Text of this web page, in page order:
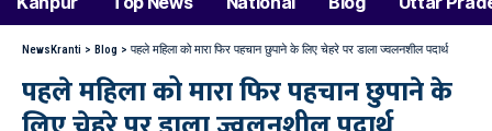
NewsKranti > Blog > पहले महिला को मारा फिर पहचान छुपाने के लिए चेहरे पर डाला ज्वलनशील पदार्थ
पहले महिला को मारा फिर पहचान छुपाने के